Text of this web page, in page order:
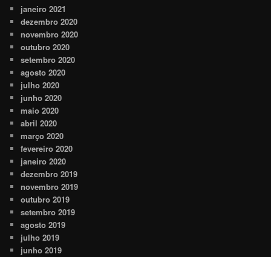
janeiro 2021
dezembro 2020
novembro 2020
outubro 2020
setembro 2020
agosto 2020
julho 2020
junho 2020
maio 2020
abril 2020
março 2020
fevereiro 2020
janeiro 2020
dezembro 2019
novembro 2019
outubro 2019
setembro 2019
agosto 2019
julho 2019
junho 2019